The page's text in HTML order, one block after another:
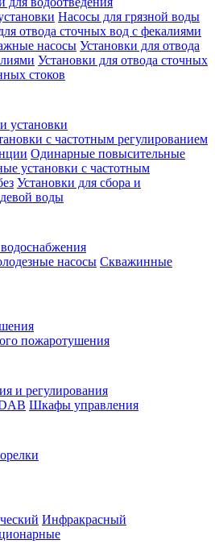
Насосы для грязной воды
отвода сточных вод c фекалиями
насосы Установки для отвода
Установки для отвода сточных
стоков
установки
с частотным регулированием
Одинарные повысительные
установки с частотным
Установки для сбора и
воды
насосы Скважинные
пожаротушения
и регулирования
Шкафы управления
Инфракрасный